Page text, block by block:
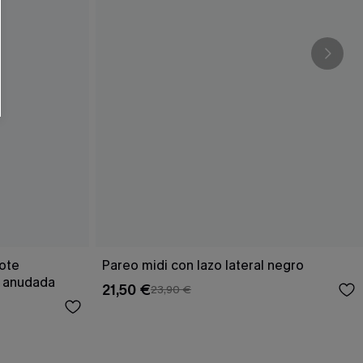
Pareo midi con lazo lateral negro
21,50 €23,90 €
formulario, usted acepta nuestros
de Cupshe en cualquier momento del
y ofertas adaptados a su perfil.